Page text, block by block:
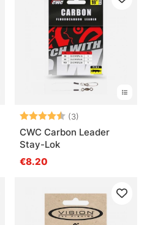
Note: (3)
CWC Carbon Leader
Stay-Lok
€8.20